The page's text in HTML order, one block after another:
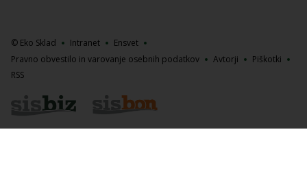
© Eko Sklad Intranet
Ensvet
Pravno obvestilo in varovanje osebnih podatkov
Avtorji
Piškotki
RSS